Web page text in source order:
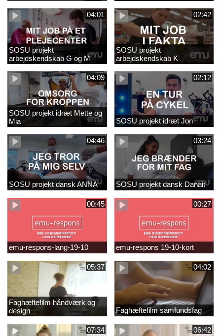
04:01
SOSU projekt
arbejdskendskab G og M
02:42
SOSU projekt
arbejdskendskab K
04:09
SOSU projekt idræt Mette og
Mia
02:12
SOSU projekt idræt Jon
04:46
SOSU projekt dansk ANNA
03:24
SOSU projekt dansk Danait
00:45
emu-respons-lang-19-10
00:27
emu-respons 19-10-kort
05:37
Faghæftefilm håndværk og
design
04:02
Faghæftefilm samfundsfag
07:34 06:42